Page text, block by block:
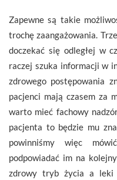
Zapewne są takie
trochę zaangażowania.
doczekać się odległej w
raczej szuka informacji w
zdrowego postępowania
pacjenci mają czasem za
warto mieć fachowy
pacjenta to będzie mu
powinniśmy więc
podpowiadać im na
zdrowy tryb życia a leki